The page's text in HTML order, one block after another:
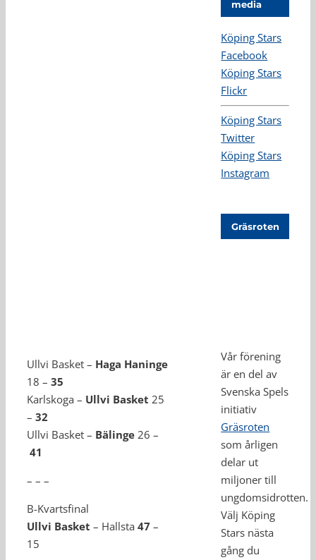
Ullvi Basket – Haga Haninge
18 – 35
Karlskoga – Ullvi Basket 25
– 32
Ullvi Basket – Bälinge 26 –
41
– – –
B-Kvartsfinal
Ullvi Basket – Hallsta 47 –
15
media
Köping Stars
Facebook
Köping Stars
Flickr
Köping Stars
Twitter
Köping Stars
Instagram
Gräsroten
Vår förening
är en del av
Svenska Spels
initiativ
Gräsroten
som årligen
delar ut
miljoner till
ungdomsidrotten.
Välj Köping
Stars nästa
gång du